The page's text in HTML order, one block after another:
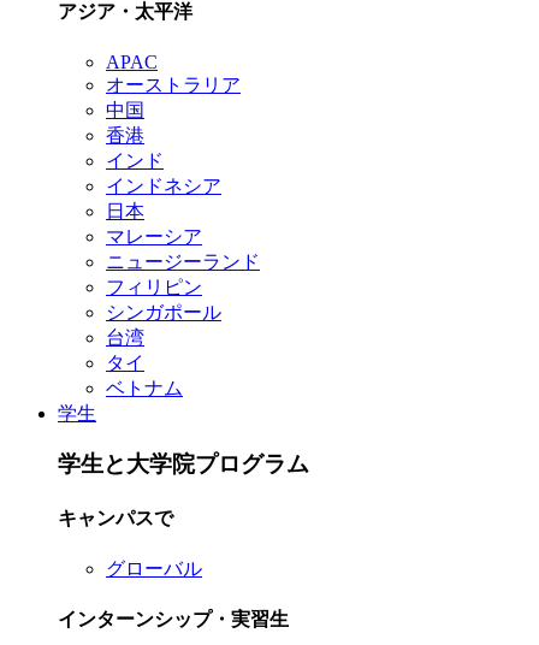
アジア・太平洋
APAC
オーストラリア
中国
香港
インド
インドネシア
日本
マレーシア
ニュージーランド
フィリピン
シンガポール
台湾
タイ
ベトナム
学生
学生と大学院プログラム
キャンパスで
グローバル
インターンシップ・実習生